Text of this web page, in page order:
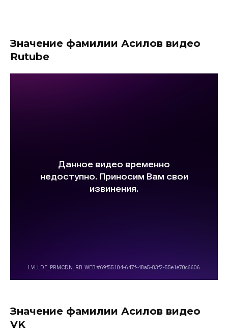
Значение фамилии Асилов видео
Rutube
Значение фамилии Асилов видео
VK